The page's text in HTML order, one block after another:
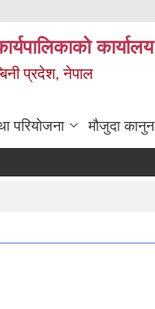
कार्यालय
प्रदेश, नेपाल
परियोजना मौजुदा कानुन